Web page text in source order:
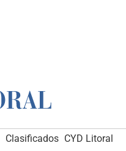
Clasificados CYD Litoral